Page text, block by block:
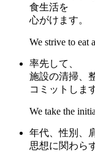
食生活を
心がけます。
We strive to eat
率先して、
施設の清掃、
コミットしま
We take the
年代、性別、
思想に関わら